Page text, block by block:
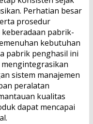
Perhatian besar
prosedur
pabrik-
kebutuhan
pabrik penghasil ini
sistem manajemen
peralatan
kualitas
dapat mencapai